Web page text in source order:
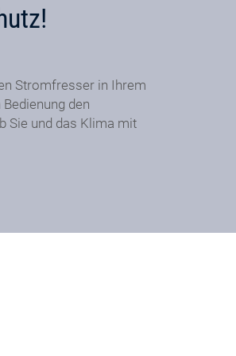
Stromfresser in Ihrem
den
Sie und das Klima mit